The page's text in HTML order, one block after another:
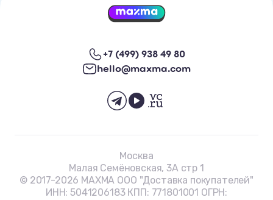
+7 (499) 938 49 80
hello@maxma.com
© 2017-2026 MAXMA ООО "Доставка покупателей"
ИНН: 5041206183 КПП: 771801001 ОГРН:
Москва
Малая Семёновская, 3А стр 1